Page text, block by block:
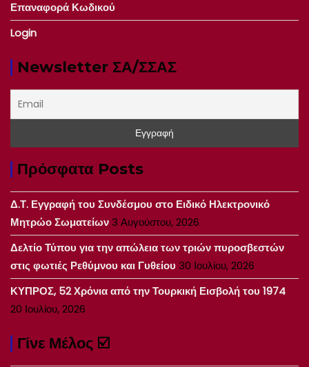
Επαναφορά Κωδικού
Login
Newsletter ΣΑ/ΣΣΑΣ
Πρόσφατα Posts
Δ.Τ. Εγγραφή του Συνδέσμου στο Ειδικό Ηλεκτρονικό
Μητρώο Σωματείων3 Αυγούστου, 2026
Δελτίο Τύπου για την απώλεια των τριών πυροσβεστών
στις φωτιές Ρεθύμνου και Γυθείου 30 Ιουλίου, 2026
ΚΥΠΡΟΣ, 52 Χρόνια από την Τουρκική Εισβολή του 1974
20 Ιουλίου, 2026
Γίνε Μέλος ☑️